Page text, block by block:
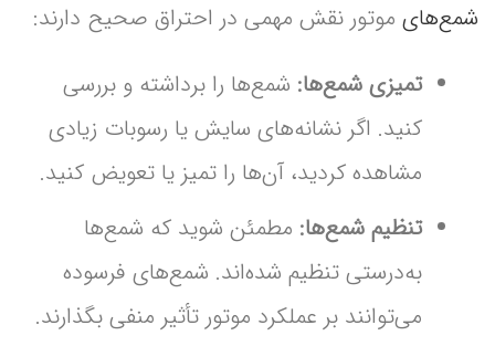
شمع‌های موتور نقش مهمی در احتراق صحیح دارند:
تمیزی شمع‌ها: شمع‌ها را برداشته و بررسی
کنید. اگر نشانه‌های سایش یا رسوبات زیادی
مشاهده کردید، آن‌ها را تمیز یا تعویض کنید.
تنظیم شمع‌ها: مطمئن شوید که شمع‌ها
به‌درستی تنظیم شده‌اند. شمع‌های فرسوده
می‌توانند بر عملکرد موتور تأثیر منفی بگذارند.